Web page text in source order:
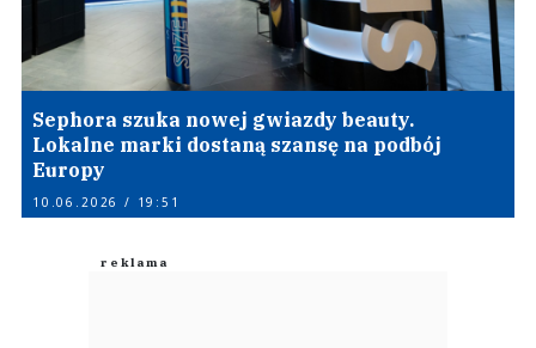
Sephora szuka nowej gwiazdy beauty.
Lokalne marki dostaną szansę na podbój
Europy
10.06.2026 / 19:51